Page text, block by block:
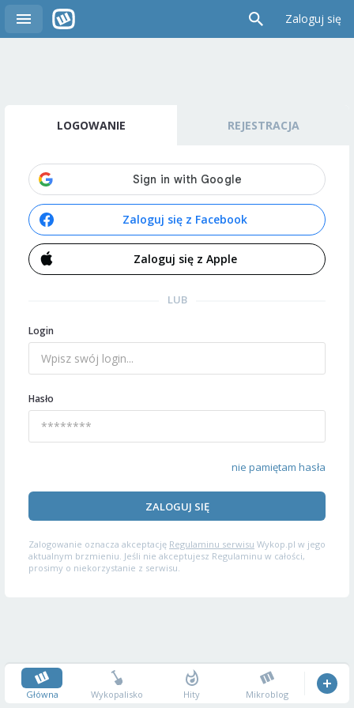
Zaloguj się
LOGOWANIE REJESTRACJA
Zaloguj się z Facebook
Zaloguj się z Apple
LUB
Login
Hasło
nie pamiętam hasła
ZALOGUJ SIĘ
Zalogowanie oznacza akceptację Regulaminu serwisu Wykop.pl w jego
aktualnym brzmieniu. Jeśli nie akceptujesz Regulaminu w całości,
prosimy o niekorzystanie z serwisu.
Główna Wykopalisko Hity Mikroblog